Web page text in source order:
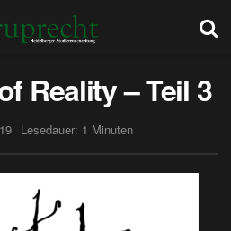
Reality – Teil 3
Lesedauer: 1 Minuten